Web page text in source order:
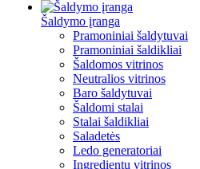
Šaldymo įranga
Pramoniniai šaldytuvai
Pramoniniai šaldikliai
Šaldomos vitrinos
Neutralios vitrinos
Baro šaldytuvai
Šaldomi stalai
Stalai šaldikliai
Saladetės
Ledo generatoriai
Ingredientų vitrinos